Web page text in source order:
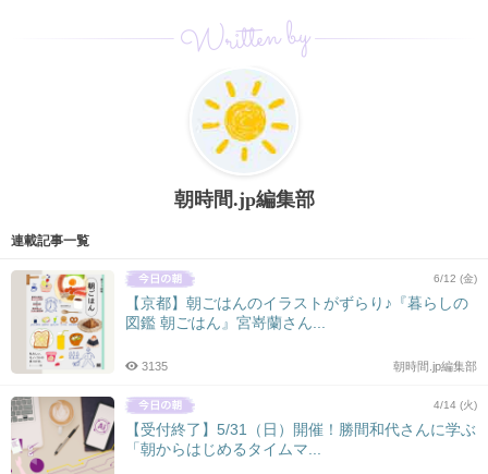
Written by
朝時間.jp編集部
連載記事一覧
6/12 (金)
【京都】朝ごはんのイラストがずらり♪『暮らしの
図鑑 朝ごはん』宮嵜蘭さん...
朝時間.jp編集部
3135
4/14 (火)
【受付終了】5/31（日）開催！勝間和代さんに学ぶ
「朝からはじめるタイムマ...